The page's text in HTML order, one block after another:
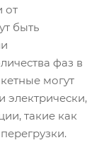
от
быть
фаз в
могут
электрически,
такие как